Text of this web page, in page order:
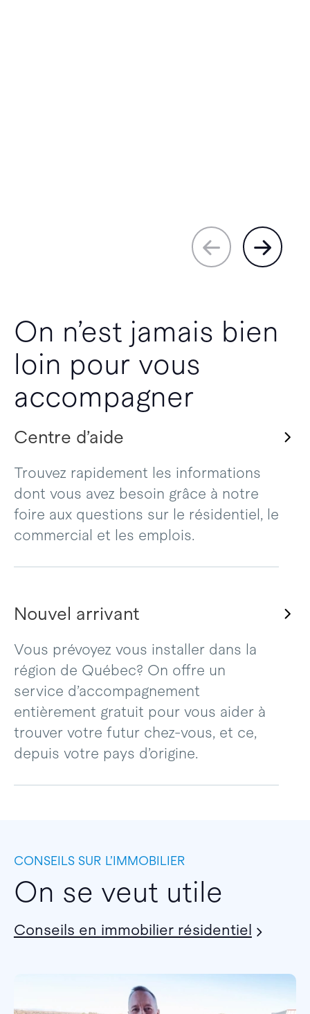
On n’est jamais bien
loin pour vous
accompagner
Centre d’aide
Trouvez rapidement les informations
dont vous avez besoin grâce à notre
foire aux questions sur le résidentiel, le
commercial et les emplois.
Nouvel arrivant
Vous prévoyez vous installer dans la
région de Québec? On offre un
service d’accompagnement
entièrement gratuit pour vous aider à
trouver votre futur chez-vous, et ce,
depuis votre pays d’origine.
CONSEILS SUR L’IMMOBILIER
On se veut utile
Conseils en immobilier résidentiel